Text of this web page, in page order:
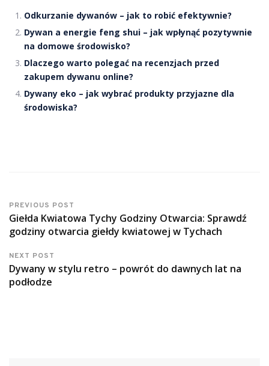
Odkurzanie dywanów – jak to robić efektywnie?
Dywan a energie feng shui – jak wpłynąć pozytywnie
na domowe środowisko?
Dlaczego warto polegać na recenzjach przed
zakupem dywanu online?
Dywany eko – jak wybrać produkty przyjazne dla
środowiska?
PREVIOUS POST
Giełda Kwiatowa Tychy Godziny Otwarcia: Sprawdź
godziny otwarcia giełdy kwiatowej w Tychach
NEXT POST
Dywany w stylu retro – powrót do dawnych lat na
podłodze